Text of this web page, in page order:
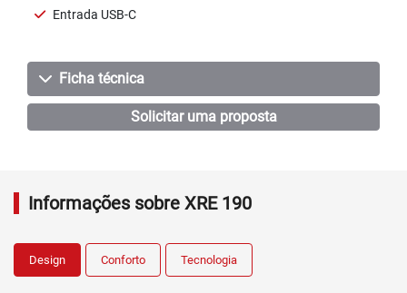
Entrada USB-C
Ficha técnica
Solicitar uma proposta
Informações sobre XRE 190
Design Conforto Tecnologia